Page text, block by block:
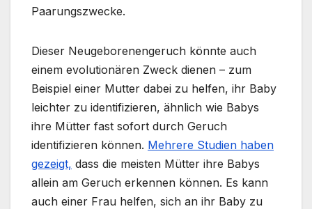
Paarungszwecke.
Dieser Neugeborenengeruch könnte auch
einem evolutionären Zweck dienen – zum
Beispiel einer Mutter dabei zu helfen, ihr Baby
leichter zu identifizieren, ähnlich wie Babys
ihre Mütter fast sofort durch Geruch
identifizieren können. Mehrere Studien haben
gezeigt, dass die meisten Mütter ihre Babys
allein am Geruch erkennen können. Es kann
auch einer Frau helfen, sich an ihr Baby zu